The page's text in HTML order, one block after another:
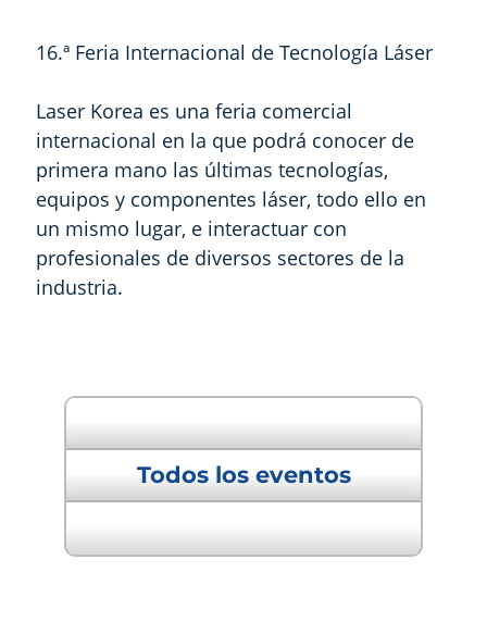
16.ª Feria Internacional de Tecnología Láser
Laser Korea es una feria comercial
internacional en la que podrá conocer de
primera mano las últimas tecnologías,
equipos y componentes láser, todo ello en
un mismo lugar, e interactuar con
profesionales de diversos sectores de la
industria.
Todos los eventos